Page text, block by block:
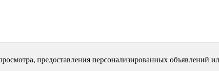
предоставления персонализированных объявлений